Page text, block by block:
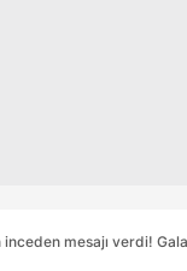
mesajı verdi!